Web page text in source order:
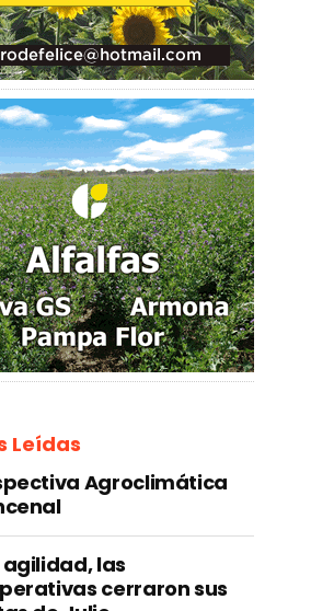
Leídas
Agroclimática
agilidad, las
cerraron sus